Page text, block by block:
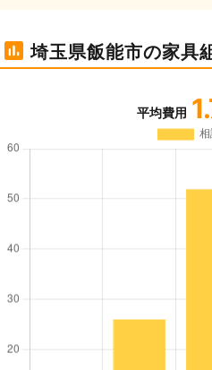
埼玉県飯能市の家具
平均費用